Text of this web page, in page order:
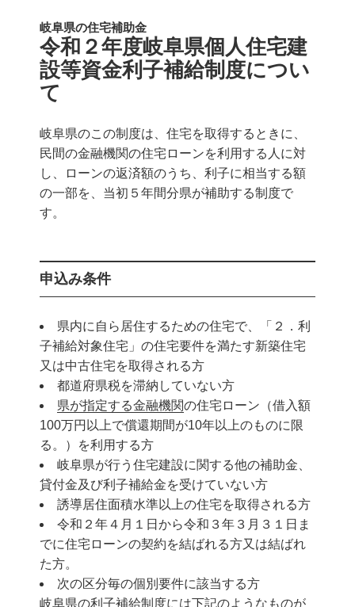
岐阜県の住宅補助金
令和２年度岐阜県個人住宅建
設等資金利子補給制度につい
て
岐阜県のこの制度は、住宅を取得するときに、
民間の金融機関の住宅ローンを利用する人に対
し、ローンの返済額のうち、利子に相当する額
の一部を、当初５年間分県が補助する制度で
す。
申込み条件
県内に自ら居住するための住宅で、「２．利
子補給対象住宅」の住宅要件を満たす新築住宅
又は中古住宅を取得される方
都道府県税を滞納していない方
県が指定する金融機関の住宅ローン（借入額
100万円以上で償還期間が10年以上のものに限
る。）を利用する方
岐阜県が行う住宅建設に関する他の補助金、
貸付金及び利子補給金を受けていない方
誘導居住面積水準以上の住宅を取得される方
令和２年４月１日から令和３年３月３１日ま
でに住宅ローンの契約を結ばれる方又は結ばれ
た方。
次の区分毎の個別要件に該当する方
岐阜県の利子補給制度には下記のようなものが